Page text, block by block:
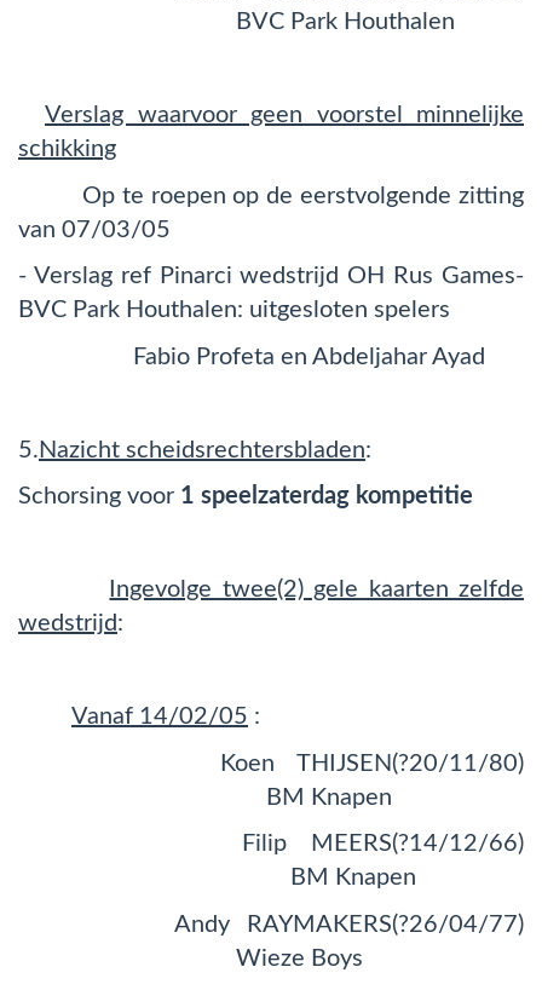
BVC Park Houthalen
Verslag waarvoor geen voorstel minnelijke
schikking
Op te roepen op de eerstvolgende zitting
van 07/03/05
- Verslag ref Pinarci wedstrijd OH Rus Games-
BVC Park Houthalen: uitgesloten spelers
Fabio Profeta en Abdeljahar Ayad
5. Nazicht scheidsrechtersbladen:
Schorsing voor 1 speelzaterdag kompetitie
Ingevolge twee(2) gele kaarten zelfde
wedstrijd:
Vanaf 14/02/05 :
Koen THIJSEN(?20/11/80)
BM Knapen
Filip MEERS(?14/12/66)
BM Knapen
Andy RAYMAKERS(?26/04/77)
Wieze Boys